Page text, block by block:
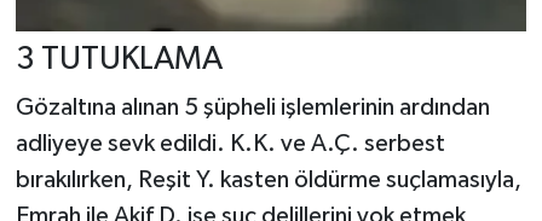
3 TUTUKLAMA
Gözaltına alınan 5 şüpheli işlemlerinin ardından
adliyeye sevk edildi. K.K. ve A.Ç. serbest
bırakılırken, Reşit Y. kasten öldürme suçlamasıyla,
Emrah ile Akif D. ise suç delillerini yok etmek